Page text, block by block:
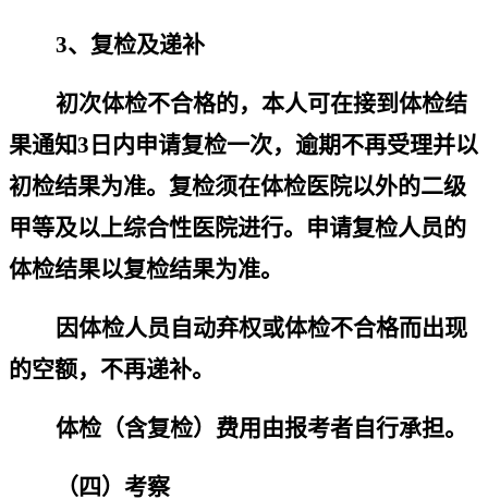
3、复检及递补
初次体检不合格的，本人可在接到体检结
果通知3 日内申请复检一次，逾期不再受理并以
初检结果为准。复检须在体检医院以外的二级
甲等及以上综合性医院进行。申请复检人员的
体检结果以复检结果为准。
因体检人员自动弃权或体检不合格而出现
的空额，不再递补。
体检（含复检）费用由报考者自行承担。
（四）考察